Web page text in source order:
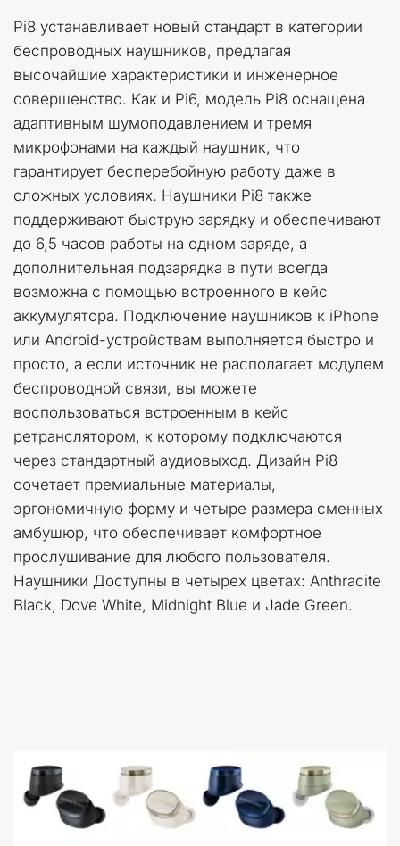
Pi8 устанавливает новый стандарт в категории
беспроводных наушников, предлагая
высочайшие характеристики и инженерное
совершенство. Как и Pi6, модель Pi8 оснащена
адаптивным шумоподавлением и тремя
микрофонами на каждый наушник, что
гарантирует бесперебойную работу даже в
сложных условиях. Наушники Pi8 также
поддерживают быструю зарядку и обеспечивают
до 6,5 часов работы на одном заряде, а
дополнительная подзарядка в пути всегда
возможна с помощью встроенного в кейс
аккумулятора. Подключение наушников к iPhone
или Android-устройствам выполняется быстро и
просто, а если источник не располагает модулем
беспроводной связи, вы можете
воспользоваться встроенным в кейс
ретранслятором, к которому подключаются
через стандартный аудиовыход. Дизайн Pi8
сочетает премиальные материалы,
эргономичную форму и четыре размера сменных
амбушюр, что обеспечивает комфортное
прослушивание для любого пользователя.
Наушники Доступны в четырех цветах: Anthracite
Black, Dove White, Midnight Blue и Jade Green.